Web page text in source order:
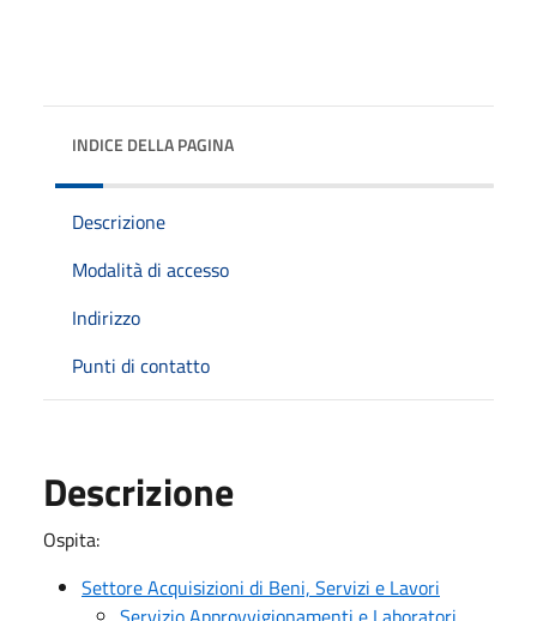
INDICE DELLA PAGINA
Descrizione
Modalità di accesso
Indirizzo
Punti di contatto
Descrizione
Ospita:
Settore Acquisizioni di Beni, Servizi e Lavori